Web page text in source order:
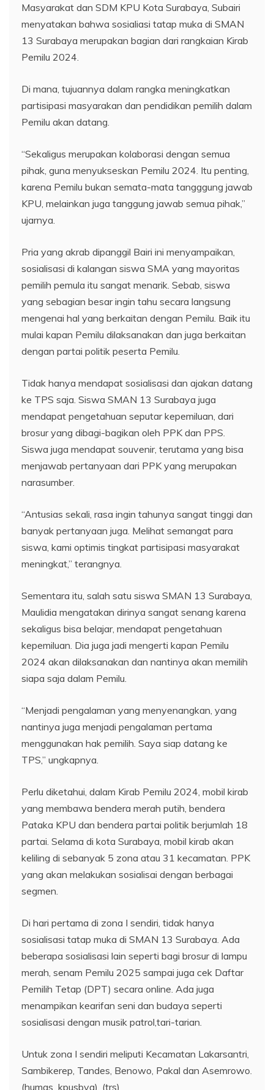
Masyarakat dan SDM KPU Kota Surabaya, Subairi
menyatakan bahwa sosialiasi tatap muka di SMAN
13 Surabaya merupakan bagian dari rangkaian Kirab
Pemilu 2024.
Di mana, tujuannya dalam rangka meningkatkan
partisipasi masyarakan dan pendidikan pemilih dalam
Pemilu akan datang.
“Sekaligus merupakan kolaborasi dengan semua
pihak, guna menyukseskan Pemilu 2024. Itu penting,
karena Pemilu bukan semata-mata tangggung jawab
KPU, melainkan juga tanggung jawab semua pihak,”
ujarnya.
Pria yang akrab dipanggil Bairi ini menyampaikan,
sosialisasi di kalangan siswa SMA yang mayoritas
pemilih pemula itu sangat menarik. Sebab, siswa
yang sebagian besar ingin tahu secara langsung
mengenai hal yang berkaitan dengan Pemilu. Baik itu
mulai kapan Pemilu dilaksanakan dan juga berkaitan
dengan partai politik peserta Pemilu.
Tidak hanya mendapat sosialisasi dan ajakan datang
ke TPS saja. Siswa SMAN 13 Surabaya juga
mendapat pengetahuan seputar kepemiluan, dari
brosur yang dibagi-bagikan oleh PPK dan PPS.
Siswa juga mendapat souvenir, terutama yang bisa
menjawab pertanyaan dari PPK yang merupakan
narasumber.
“Antusias sekali, rasa ingin tahunya sangat tinggi dan
banyak pertanyaan juga. Melihat semangat para
siswa, kami optimis tingkat partisipasi masyarakat
meningkat,” terangnya.
Sementara itu, salah satu siswa SMAN 13 Surabaya,
Maulidia mengatakan dirinya sangat senang karena
sekaligus bisa belajar, mendapat pengetahuan
kepemiluan. Dia juga jadi mengerti kapan Pemilu
2024 akan dilaksanakan dan nantinya akan memilih
siapa saja dalam Pemilu.
“Menjadi pengalaman yang menyenangkan, yang
nantinya juga menjadi pengalaman pertama
menggunakan hak pemilih. Saya siap datang ke
TPS,” ungkapnya.
Perlu diketahui, dalam Kirab Pemilu 2024, mobil kirab
yang membawa bendera merah putih, bendera
Pataka KPU dan bendera partai politik berjumlah 18
partai. Selama di kota Surabaya, mobil kirab akan
keliling di sebanyak 5 zona atau 31 kecamatan. PPK
yang akan melakukan sosialisai dengan berbagai
segmen.
Di hari pertama di zona I sendiri, tidak hanya
sosialisasi tatap muka di SMAN 13 Surabaya. Ada
beberapa sosialisasi lain seperti bagi brosur di lampu
merah, senam Pemilu 2025 sampai juga cek Daftar
Pemilih Tetap (DPT) secara online. Ada juga
menampikan kearifan seni dan budaya seperti
sosialisasi dengan musik patrol,tari-tarian.
Untuk zona I sendiri meliputi Kecamatan Lakarsantri,
Sambikerep, Tandes, Benowo, Pakal dan Asemrowo.
(humas_kpusbya). (trs)